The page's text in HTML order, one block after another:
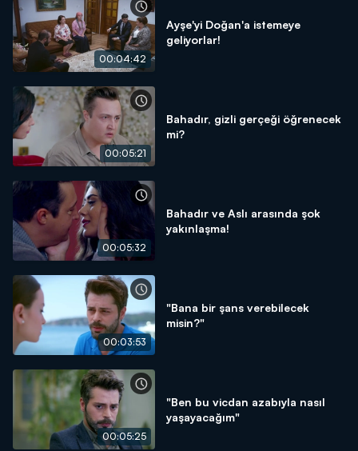
00:04:42
Ayşe'yi Doğan'a istemeye
geliyorlar!
00:05:21
Bahadır, gizli gerçeği öğrenecek
mi?
00:05:32
Bahadır ve Aslı arasında şok
yakınlaşma!
00:03:53
"Bana bir şans verebilecek
misin?"
00:05:25
"Ben bu vicdan azabıyla nasıl
yaşayacağım"